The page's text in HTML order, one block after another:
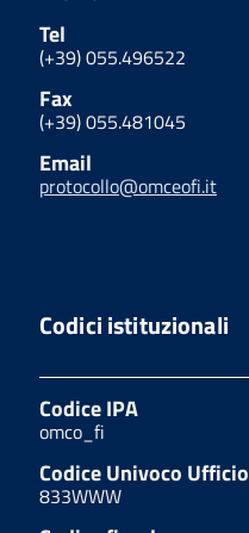
Tel
(+39) 055.496522
Fax
(+39) 055.481045
Email
protocollo@omceofi.it
Codici istituzionali
Codice IPA
omco_fi
Codice Univoco Ufficio
833WWW